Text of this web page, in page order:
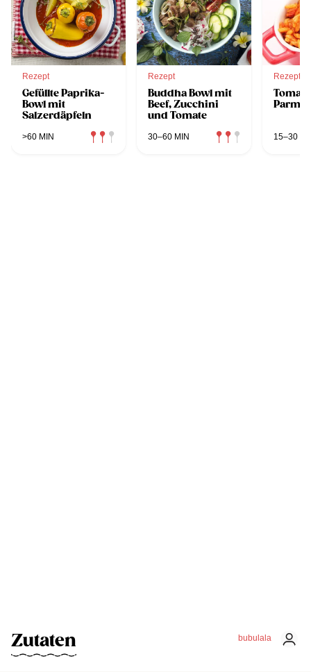
Rezept
Gefüllte Paprika-
Bowl mit
Salzerdäpfeln
>60 MIN
Rezept
Buddha Bowl mit
Beef, Zucchini
und Tomate
30–60 MIN
Rezept
15–30
bubulala
Zutaten